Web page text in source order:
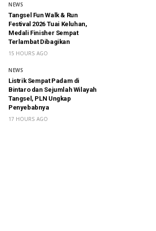
NEWS
Tangsel Fun Walk & Run
Festival 2026 Tuai Keluhan,
Medali Finisher Sempat
Terlambat Dibagikan
15 HOURS AGO
NEWS
Listrik Sempat Padam di
Bintaro dan Sejumlah Wilayah
Tangsel, PLN Ungkap
Penyebabnya
17 HOURS AGO